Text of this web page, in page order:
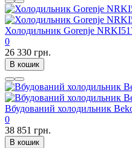
Холодильник Gorenje
0
26 330 грн.
В кошик
Вбудований холодильник
0
38 851 грн.
В кошик